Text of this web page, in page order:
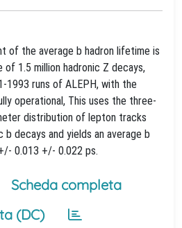
of the average b hadron lifetime is
of 1.5 million hadronic Z decays,
1993 runs of ALEPH, with the
operational, This uses the three-
distribution of lepton tracks
decays and yields an average b
0.013 +/- 0.022 ps.
Scheda completa
(DC)